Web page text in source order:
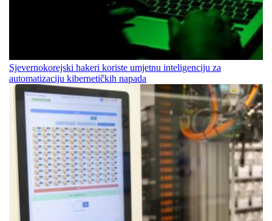
Sjevernokorejski hakeri koriste umjetnu inteligenciju za
automatizaciju kibernetičkih napada